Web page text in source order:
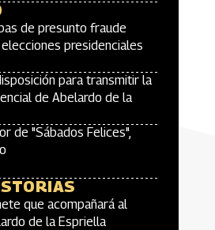
de presunto fraude
presidenciales
para transmitir la
de Abelardo de la
de "Sábados Felices",
que acompañará al
de la Espriella